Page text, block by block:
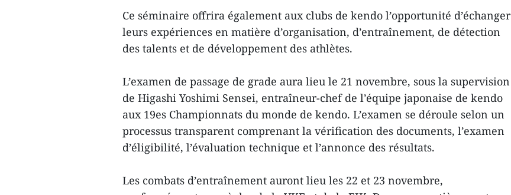
Ce séminaire offrira également aux clubs de kendo l’opportunité d’échanger
leurs expériences en matière d’organisation, d’entraînement, de détection
des talents et de développement des athlètes.
L’examen de passage de grade aura lieu le 21 novembre, sous la supervision
de Higashi Yoshimi Sensei, entraîneur-chef de l’équipe japonaise de kendo
aux 19es Championnats du monde de kendo. L’examen se déroule selon un
processus transparent comprenant la vérification des documents, l’examen
d’éligibilité, l’évaluation technique et l’annonce des résultats.
Les combats d’entraînement auront lieu les 22 et 23 novembre,